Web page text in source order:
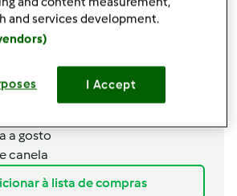
Ingredientes
a gosto
canela
à lista de compras
and services development.
I Accept